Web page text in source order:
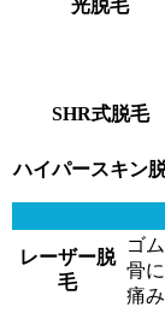
光脱毛
SHR式脱毛
ハイパースキン
レーザー脱
毛
ゴ
骨
痛